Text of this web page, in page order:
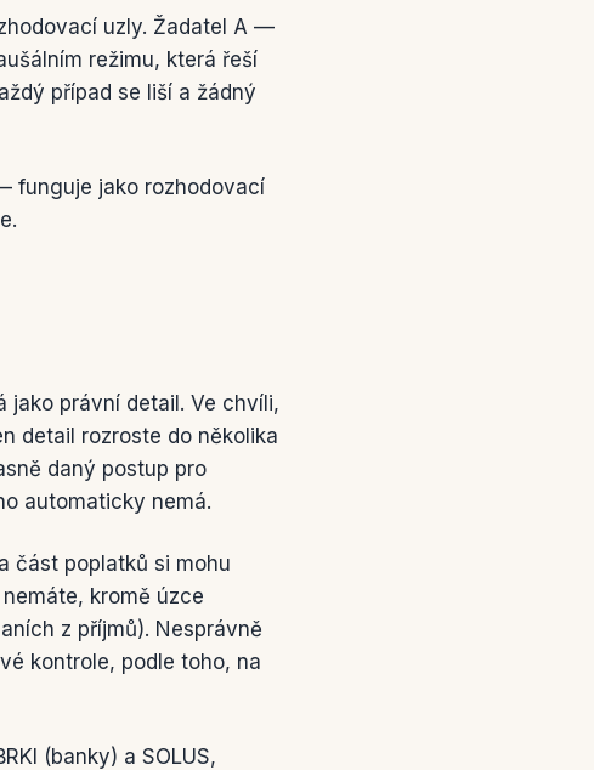
uzly. Žadatel A —
režimu, která řeší
případ se liší a žádný
funguje jako rozhodovací
jako právní detail. Ve chvíli,
detail rozroste do několika
daný postup pro
automaticky nemá.
část poplatků si mohu
kromě úzce
z příjmů). Nesprávně
kontrole, podle toho, na
(banky) a SOLUS,